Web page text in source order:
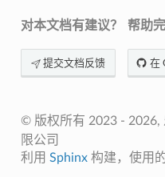
对本文档有建议？
提交文档反馈
帮助
在
© 版权所有 2023 - 2026,
限公司
利用 Sphinx构建，使用